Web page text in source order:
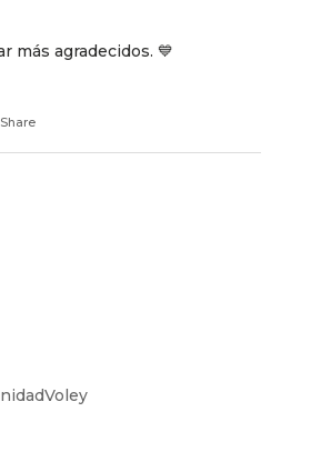
más agradecidos. 💙
Share